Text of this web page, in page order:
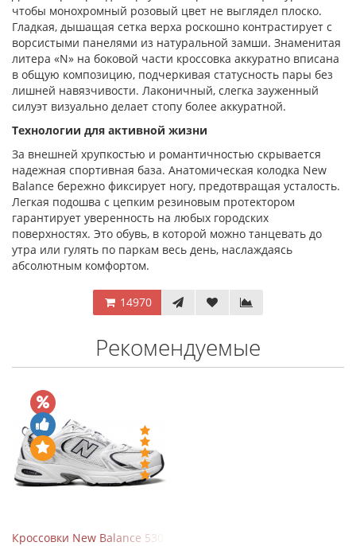
чтобы монохромный розовый цвет не выглядел плоско.
Гладкая, дышащая сетка верха роскошно контрастирует с
ворсистыми панелями из натуральной замши. Знаменитая
литера «N» на боковой части кроссовка аккуратно вписана
в общую композицию, подчеркивая статусность пары без
лишней навязчивости. Лаконичный, слегка зауженный
силуэт визуально делает стопу более аккуратной.
Технологии для активной жизни
За внешней хрупкостью и романтичностью скрывается
надежная спортивная база. Анатомическая колодка New
Balance бережно фиксирует ногу, предотвращая усталость.
Легкая подошва с цепким резиновым протектором
гарантирует уверенность на любых городских
поверхностях. Это обувь, в которой можно танцевать до
утра или гулять по паркам весь день, наслаждаясь
абсолютным комфортом.
14970
Рекомендуемые
Кроссовки New Balance 530 White Silver Navy